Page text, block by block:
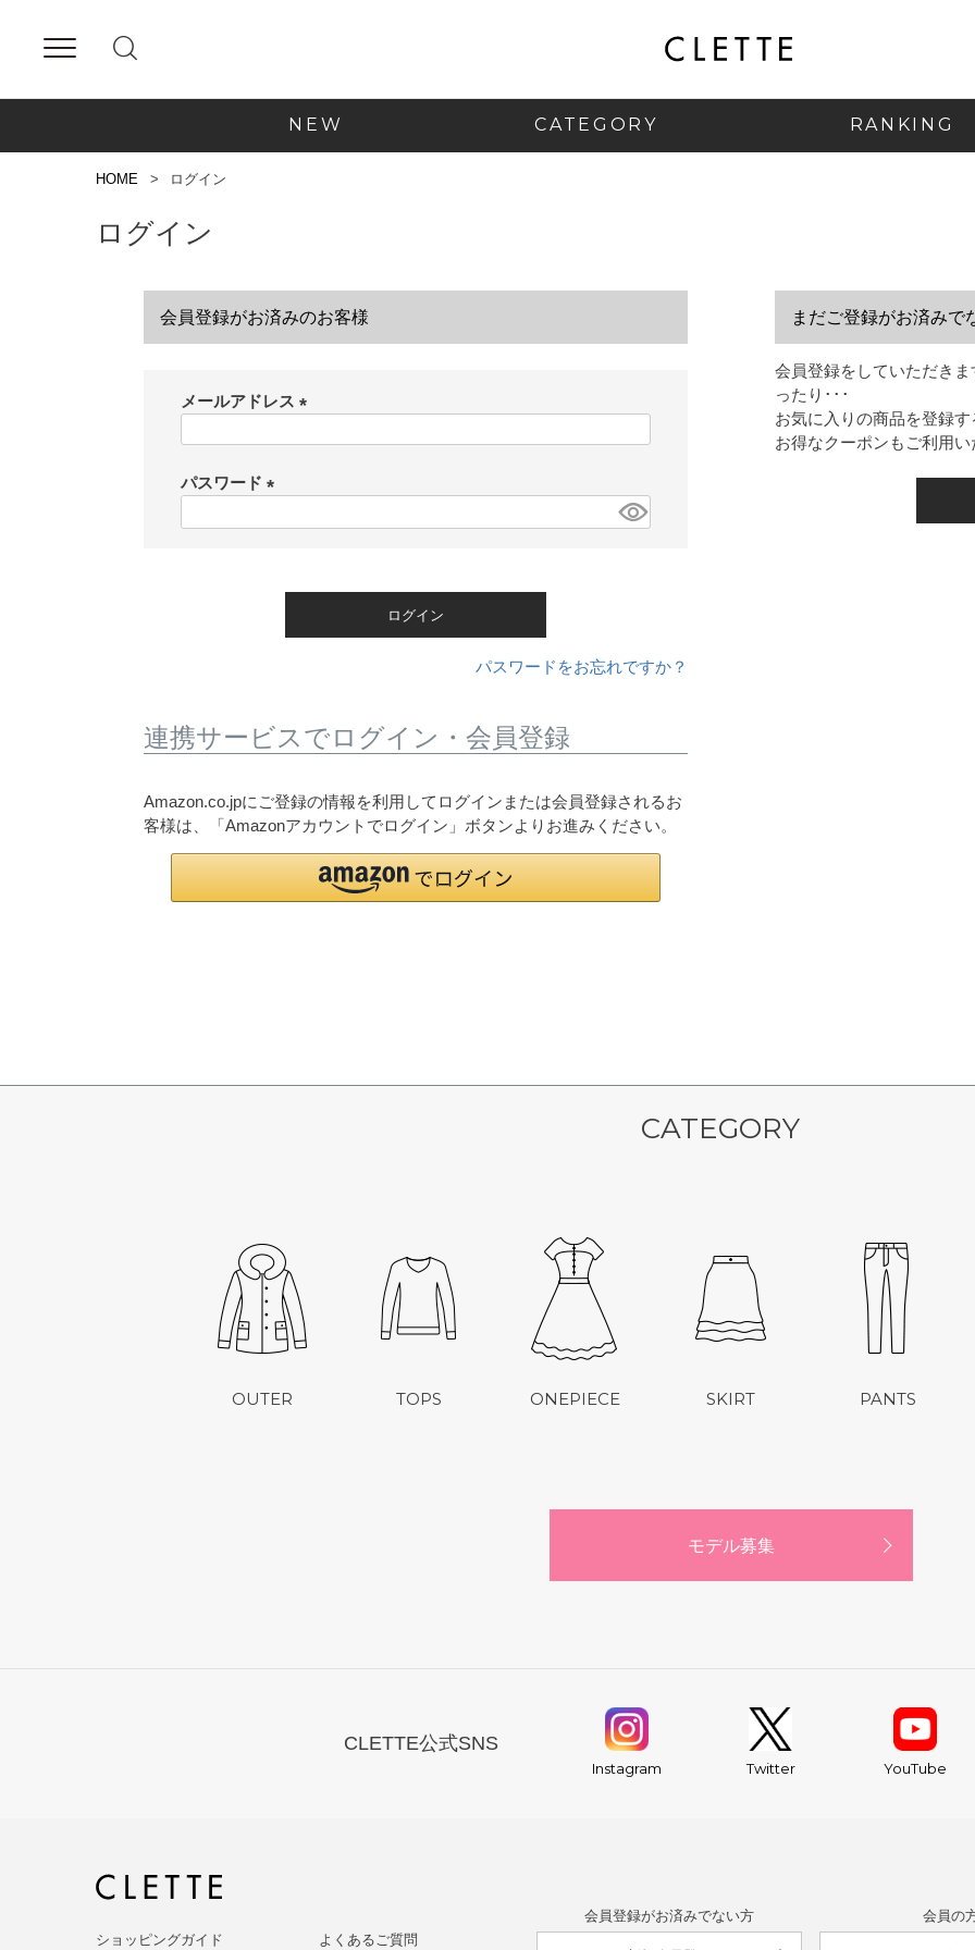
NEW CATEGORY RANKING
HOME ログイン
ログイン
会員登録がお済みのお客様
メールアドレス
パスワード
ログイン
パスワードをお忘れですか？
連携サービスでログイン・会員登録
Amazon.co.jpにご登録の情報を利用してログインまたは会員登録されるお
客様は、「Amazonアカウントでログイン」ボタンよりお進みください。
まだご登録がお済みで
会員登録をしていただき
ったり･･･
お気に入りの商品を登録
お得なクーポンもご利用
CATEGORY
OUTER TOPS ONEPIECE SKIRT PANTS
モデル募集
CLETTE公式SNS
Instagram Twitter YouTube
会員登録がお済みでない方 会員の
ショッピングガイド よくあるご質問